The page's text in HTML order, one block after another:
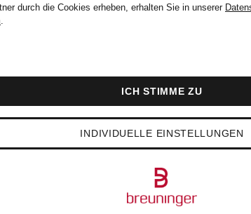
durch die Cookies erheben, erhalten Sie in unserer
.
INDIVIDUELLE EINSTELLUNGEN
ICH STIMME ZU